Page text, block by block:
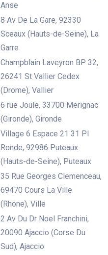
Anse
8 Av De La Gare, 92330
Sceaux (Hauts-de-Seine), La
Garre
Champblain Laveyron BP 32,
26241 St Vallier Cedex
(Drome), Vallier
6 rue Joule, 33700 Merignac
(Gironde), Gironde
Village 6 Espace 21 31 Pl
Ronde, 92986 Puteaux
(Hauts-de-Seine), Puteaux
35 Rue Georges Clemenceau,
69470 Cours La Ville
(Rhone), Ville
2 Av Du Dr Noel Franchini,
20090 Ajaccio (Corse Du
Sud), Ajaccio